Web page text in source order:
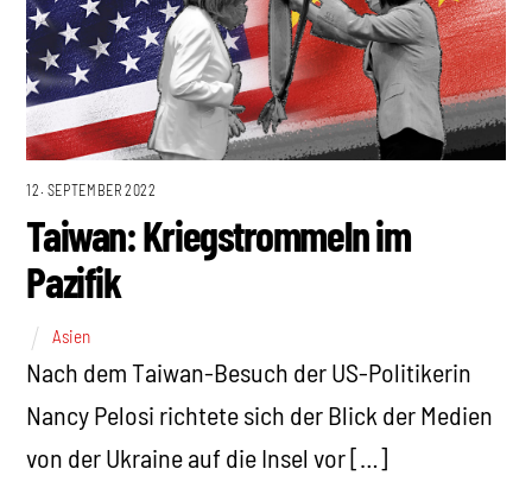
12. SEPTEMBER 2022
Taiwan: Kriegstrommeln im
Pazifik
Asien
Nach dem Taiwan-Besuch der US-Politikerin
Nancy Pelosi richtete sich der Blick der Medien
von der Ukraine auf die Insel vor […]